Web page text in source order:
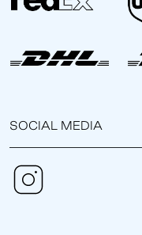
SOCIAL MEDIA